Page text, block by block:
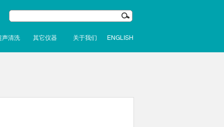
声清洗 其它仪器 关于我们 ENGLISH